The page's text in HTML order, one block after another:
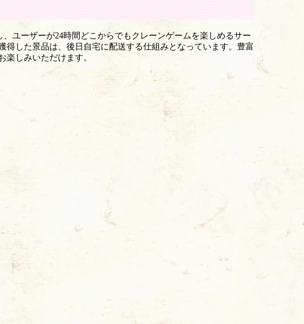
ユーザーが24時間どこからでもクレーンゲームを楽しめるサー
得した景品は、後日自宅に配送する仕組みとなっています。豊富
しみいただけます。